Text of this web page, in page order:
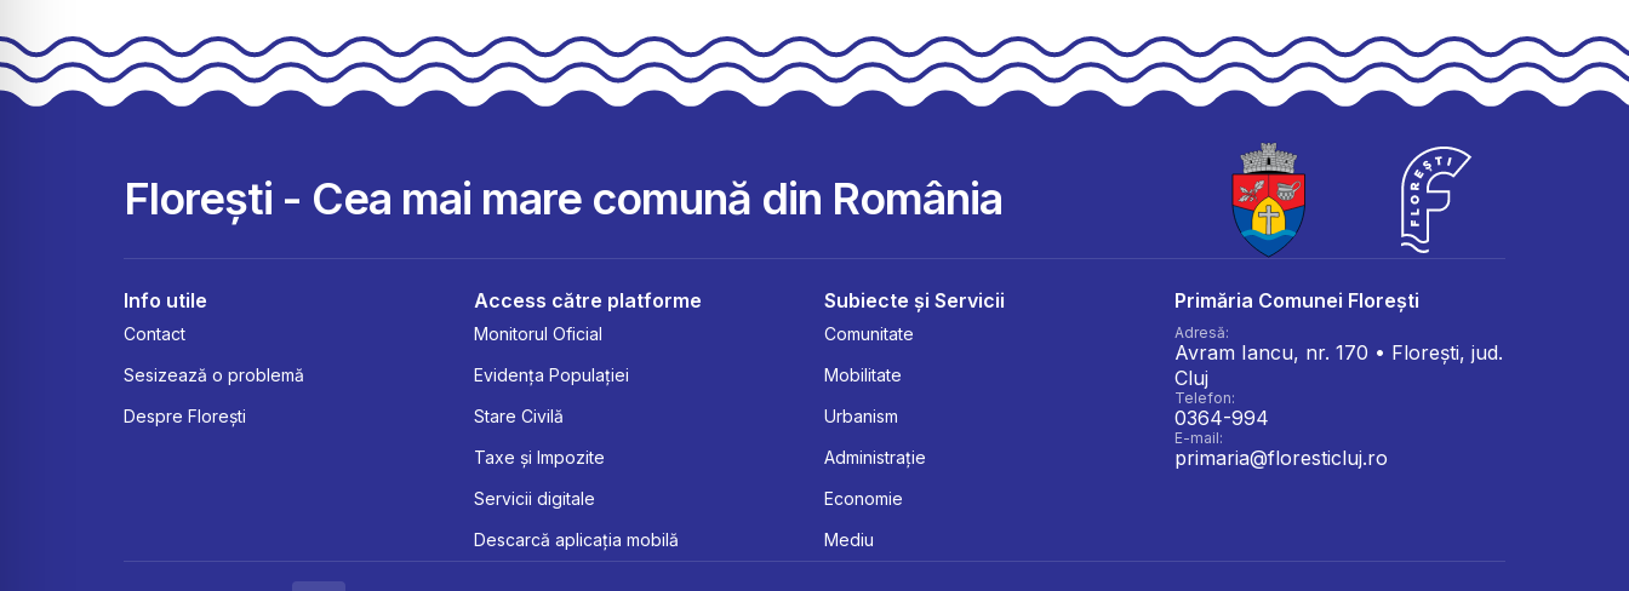
Florești - Cea mai mare comună din România
Info utile
Contact
Sesizează o problemă
Despre Florești
Access către platforme
Monitorul Oficial
Evidența Populației
Stare Civilă
Taxe și Impozite
Servicii digitale
Descarcă aplicația mobilă
Subiecte și Servicii
Comunitate
Mobilitate
Urbanism
Administrație
Economie
Mediu
Primăria Comunei Florești
Adresă:
Avram Iancu, nr. 170 • Florești, jud.
Cluj
Telefon:
0364-994
E-mail:
primaria@floresticluj.ro